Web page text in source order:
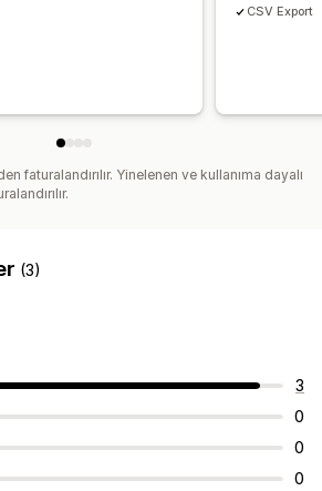
CSV Export
faturalandırılır. Yinelenen ve kullanıma dayalı
(3)
3
0
0
0